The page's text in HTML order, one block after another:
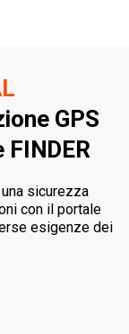
GPS
sicurezza
con il portale
esigenze dei